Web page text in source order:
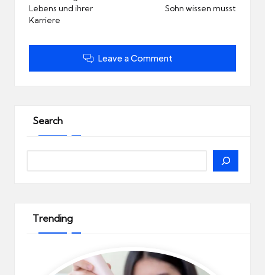
Lebens und ihrer
Karriere
Sohn wissen musst
Leave a Comment
Search
Trending